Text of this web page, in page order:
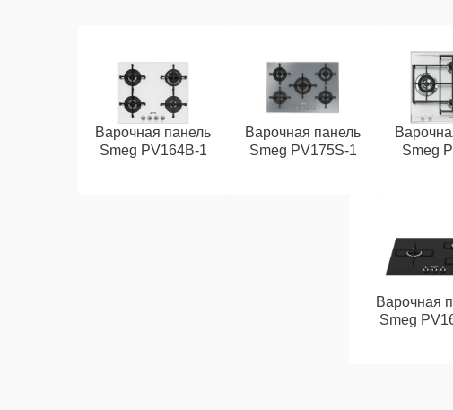
Варочная панель
Smeg PV164B-1
Варочная панель
Smeg PV175S-1
Smeg
Варочная
Smeg